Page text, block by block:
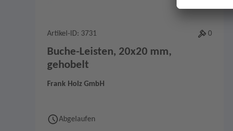
Artikel-ID: 3731 0
Buche-Leisten, 20x20 mm,
gehobelt
Frank Holz GmbH
Abgelaufen